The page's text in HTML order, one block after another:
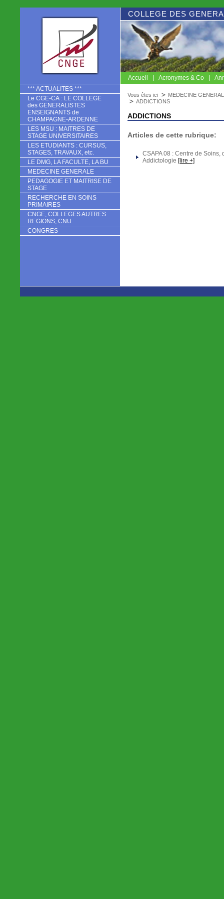
COLLEGE DES
CNGE
Accueil Acronymes & Co
*** ACTUALITES ***
Le CGE-CA : LE COLLEGE
des GENERALISTES
ENSEIGNANTS de
CHAMPAGNE-ARDENNE
LES MSU : MAITRES DE
STAGE UNIVERSITAIRES
LES ETUDIANTS : CURSUS,
STAGES, TRAVAUX, etc.
LE DMG, LA FACULTE, LA BU
MEDECINE GENERALE
PEDAGOGIE ET MAITRISE DE
STAGE
RECHERCHE EN SOINS
PRIMAIRES
CNGE, COLLEGES AUTRES
REGIONS, CNU
CONGRES
Vous êtes ici
MEDECINE
ADDICTIONS
ADDICTIONS
Articles de cette rubrique:
CSAPA 08 : Centre de Soins,
Addictologie [lire +]